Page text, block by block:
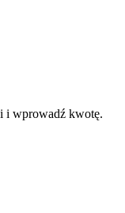
i wprowadź kwotę.